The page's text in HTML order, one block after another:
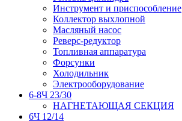
Инструмент и приспособление
Коллектор выхлопной
Масляный насос
Реверс-редуктор
Топливная аппаратура
Форсунки
Холодильник
Электрооборудование
6-8Ч 23/30
НАГНЕТАЮЩАЯ СЕКЦИЯ
6Ч 12/14